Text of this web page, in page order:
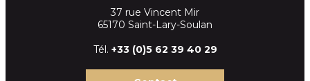
37 rue Vincent Mir
65170 Saint-Lary-Soulan
Tél. +33 (0)5 62 39 40 29